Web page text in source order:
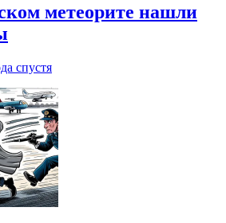
метеорите нашли
спустя